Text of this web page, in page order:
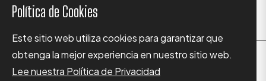
Copyright © 2024 Captain Nutrition Supplements.
Política de Cookies
Este sitio web utiliza cookies para garantizar que
obtenga la mejor experiencia en nuestro sitio web.
Lee nuestra Política de Privacidad